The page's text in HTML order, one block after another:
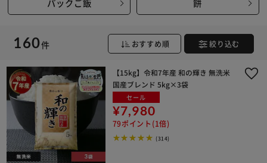
パックご飯 餅
160件 おすすめ順 絞り込む
【15kg】令和7年産 和の輝き 無洗米
国産ブレンド 5kg×3袋
セール
¥7,980
79ポイント(1倍)
(314)